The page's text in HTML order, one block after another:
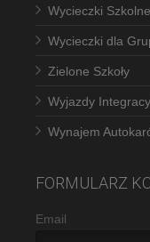
Wycieczki Szkolne
Wycieczki dla
Zielone Szkoły
Wyjazdy
Wynajem
FORMULARZ
Email